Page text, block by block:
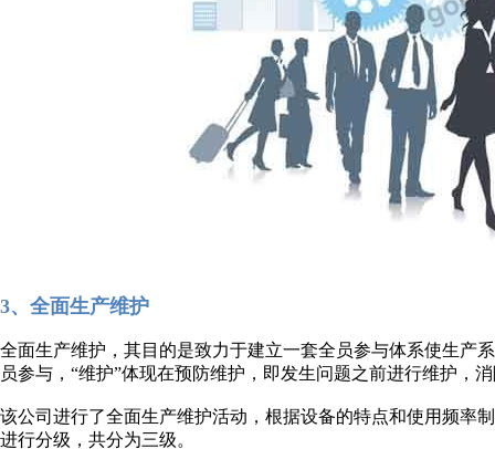
3、全面生产维护
全面生产维护，其目的是致力于建立一套全员参与体系使生产
员参与，“维护”体现在预防维护，即发生问题之前进行维护，
该公司进行了全面生产维护活动，根据设备的特点和使用频率
进行分级，共分为三级。